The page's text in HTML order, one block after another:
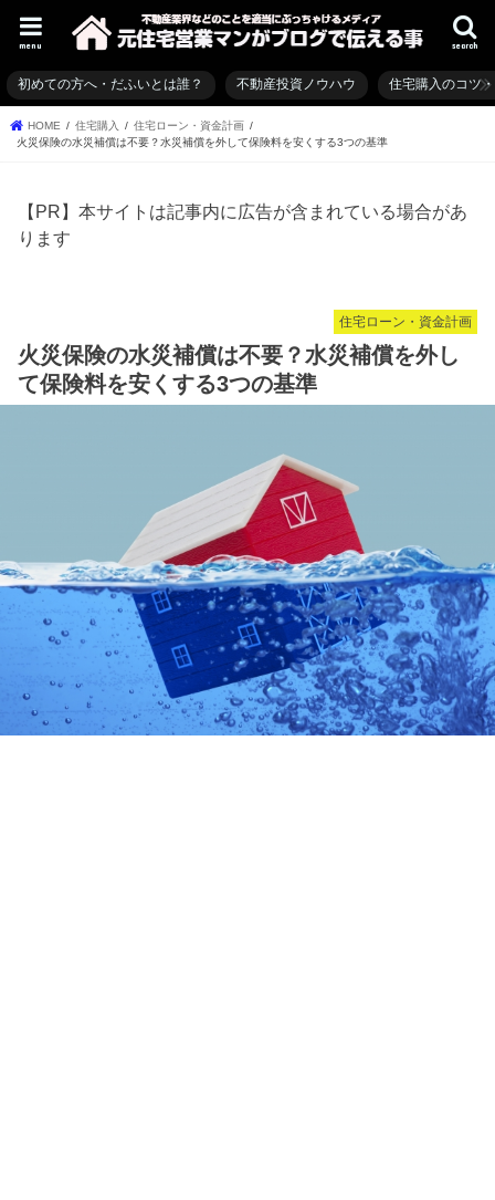
search
menu
初めての方へ・だふいとは誰？ 不動産投資ノウハウ 住宅購入のコツ
HOME 住宅購入
住宅ローン・資金計画
火災保険の水災補償は不要？水災補償を外して保険料を安くする3つの基準
【PR】本サイトは記事内に広告が含まれている場合があ
ります
住宅ローン・資金計画
火災保険の水災補償は不要？水災補償を外し
て保険料を安くする3つの基準